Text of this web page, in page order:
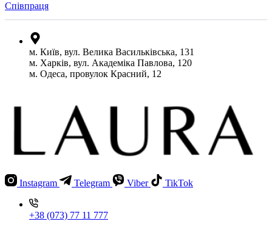
Співпраця
м. Київ, вул. Велика Васильківська, 131
м. Харків, вул. Академіка Павлова, 120
м. Одеса, провулок Красний, 12
Instagram Telegram Viber TikTok
+38 (073) 77 11 777